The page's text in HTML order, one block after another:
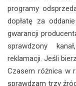
programy
dopłatę za
gwarancji
sprawdzony
reklamacji. Jeśli
Czasem różnica w
sprawdzam trzy